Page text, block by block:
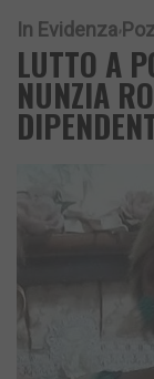
In Evidenza
LUTTO A
NUNZIA